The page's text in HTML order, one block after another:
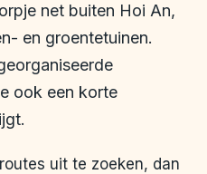
net buiten Hoi An,
en groentetuinen.
ook een korte
uit te zoeken, dan